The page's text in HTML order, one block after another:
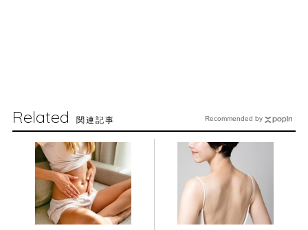
Related 関連記事 Recommended by